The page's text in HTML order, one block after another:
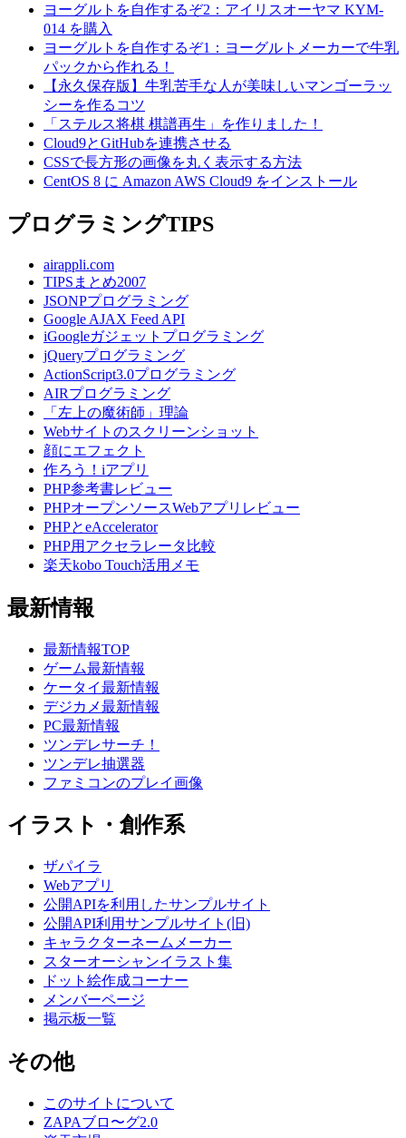
ヨーグルトを自作するぞ2：アイリスオーヤマ KYM-
014 を購入
ヨーグルトを自作するぞ1：ヨーグルトメーカーで牛乳
パックから作れる！
【永久保存版】牛乳苦手な人が美味しいマンゴーラッ
シーを作るコツ
「ステルス将棋 棋譜再生」を作りました！
Cloud9とGitHubを連携させる
CSSで長方形の画像を丸く表示する方法
CentOS 8 に Amazon AWS Cloud9 をインストール
プログラミングTIPS
airappli.com
TIPSまとめ2007
JSONPプログラミング
Google AJAX Feed API
iGoogleガジェットプログラミング
jQueryプログラミング
ActionScript3.0プログラミング
AIRプログラミング
「左上の魔術師」理論
Webサイトのスクリーンショット
顔にエフェクト
作ろう！iアプリ
PHP参考書レビュー
PHPオープンソースWebアプリレビュー
PHPとeAccelerator
PHP用アクセラレータ比較
楽天kobo Touch活用メモ
最新情報
最新情報TOP
ゲーム最新情報
ケータイ最新情報
デジカメ最新情報
PC最新情報
ツンデレサーチ！
ツンデレ抽選器
ファミコンのプレイ画像
イラスト・創作系
ザパイラ
Webアプリ
公開APIを利用したサンプルサイト
公開API利用サンプルサイト(旧)
キャラクターネームメーカー
スターオーシャンイラスト集
ドット絵作成コーナー
メンバーページ
掲示板一覧
その他
このサイトについて
ZAPAブロ〜グ2.0